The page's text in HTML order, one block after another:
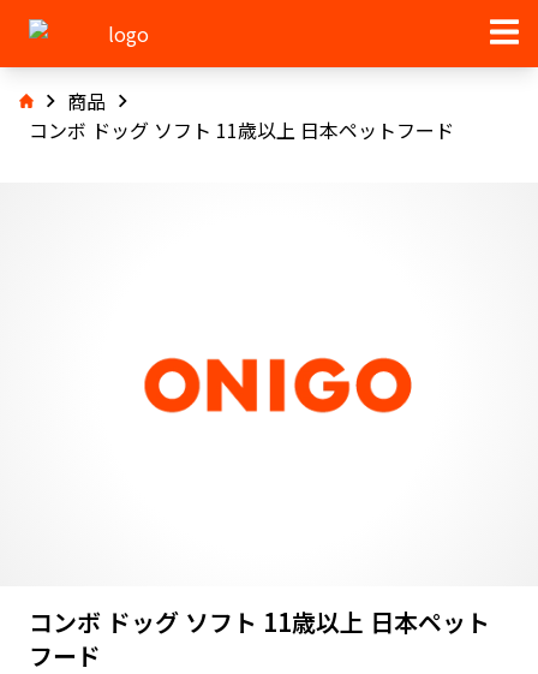
商品
コンボ ドッグ ソフト 11歳以上 日本ペットフード
コンボ ドッグ ソフト 11歳以上 日本ペット
フード